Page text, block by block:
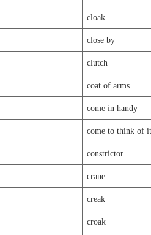
cloak
close by
clutch
coat of arms
come in handy
come to think of it
constrictor
crane
creak
croak